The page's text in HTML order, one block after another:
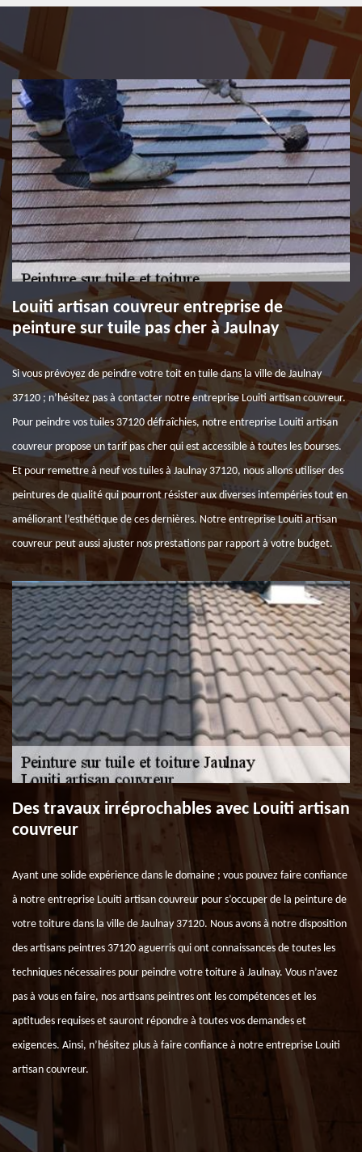
Louiti artisan couvreur entreprise de
peinture sur tuile pas cher à Jaulnay
Si vous prévoyez de peindre votre toit en tuile dans la ville de Jaulnay
37120 ; n’hésitez pas à contacter notre entreprise Louiti artisan couvreur.
Pour peindre vos tuiles 37120 défraîchies, notre entreprise Louiti artisan
couvreur propose un tarif pas cher qui est accessible à toutes les bourses.
Et pour remettre à neuf vos tuiles à Jaulnay 37120, nous allons utiliser des
peintures de qualité qui pourront résister aux diverses intempéries tout en
améliorant l’esthétique de ces dernières. Notre entreprise Louiti artisan
couvreur peut aussi ajuster nos prestations par rapport à votre budget.
Des travaux irréprochables avec Louiti artisan
couvreur
Ayant une solide expérience dans le domaine ; vous pouvez faire confiance
à notre entreprise Louiti artisan couvreur pour s’occuper de la peinture de
votre toiture dans la ville de Jaulnay 37120. Nous avons à notre disposition
des artisans peintres 37120 aguerris qui ont connaissances de toutes les
techniques nécessaires pour peindre votre toiture à Jaulnay. Vous n’avez
pas à vous en faire, nos artisans peintres ont les compétences et les
aptitudes requises et sauront répondre à toutes vos demandes et
exigences. Ainsi, n’hésitez plus à faire confiance à notre entreprise Louiti
artisan couvreur.